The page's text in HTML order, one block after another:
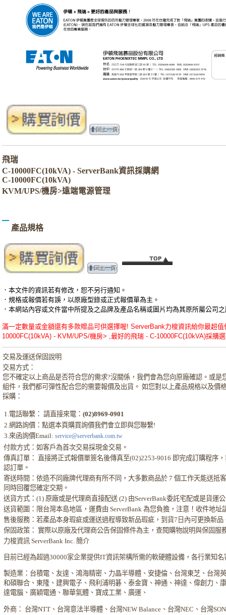
飛瑞
C-10000FC(10kVA) - ServerBank資訊採購網
C-10000FC(10kVA)
KVM/UPS/機房>遠端電源管理
產品規格
．本文件的資訊若有修改，恕不另行通知。
．規格或報價若有誤，以原廠型錄或正式報價單為主。
．本網站內容或文件當中所提及之品牌及產品名稱或圖片均為其原所屬公司
滿一定數量或金額還有多款贈品可供選擇喔! ServerBank力梭資訊給你最超值
10000FC(10kVA) - KVM/UPS/機房> ,最好的飛瑞 - C-10000FC(10kVA)採購
交易及運送保固說明
交易方式：
您不確定以上商品是否符合您的需求?沒關係，我們會為您向原廠確認。或是
組件，我們都可彈性配合您的需要報價及出貨。 如您對以上產品規格以及價
採購：
1.電話聯繫： 請直接來電：(02)8969-0901
2.網路詢價：點選本頁購買詢價我們會立即與您聯繫!
3.來函詢價Email: service@serverbank.com.tw
付款方式：如客戶為首次交易採現金交易。
傳真訂單： 直接將正式報價單簽名後傳真至(02)2253-9016 即完成訂購程序
認訂單。
寄送時間：依造不同廠牌代理商有所不同，大多數商品於 7 個工作天能送抵
同時回覆您確定交期。
送貨方式：(1) 原廠或是代理商直接配送 (2) 由ServerBank委託宅配或是貨運
送貨範圍：限台灣本島地區，運費由 ServerBank 為您負擔，注意！收件地址
售後服務：若產品本身瑕疵或運送過程導致新品瑕疵，到貨7日內可更換新品
保固政策： 實際以原廠及代理商公告保固條件為主，查閱購物說明與保固服
力梭資訊 ServerBank Inc. 簡介
目前已經為超過30000家企業提供IT資訊架構所需的軟硬體設備，各行業知名
製造業：台積電、友達、鴻海精密、力晶半導體、安捷倫、台灣東芝、台灣
和碩聯合、東隆、建興電子、飛利浦明碁、泰金寶、神通、神達、偉創力、
達電腦、廣穎電通、聯華氣體、寶成工業、廣運、
外商： 台灣NTT、台灣意法半導體、台灣NEW Balance、台灣NEC、台灣